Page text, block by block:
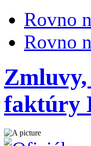
Rovno
Rovno
faktúry